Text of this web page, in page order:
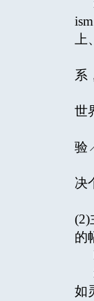
系
世
验
决
(2)
的
如